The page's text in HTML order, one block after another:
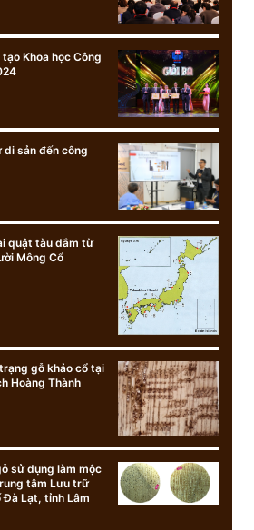
Khoa học Công
di sản đến công
quật tàu đắm từ
Mông Cổ
gỗ khảo cổ tại
Hoàng Thành
sử dụng làm mộc
tâm Lưu trữ
Đà Lạt, tỉnh Lâm